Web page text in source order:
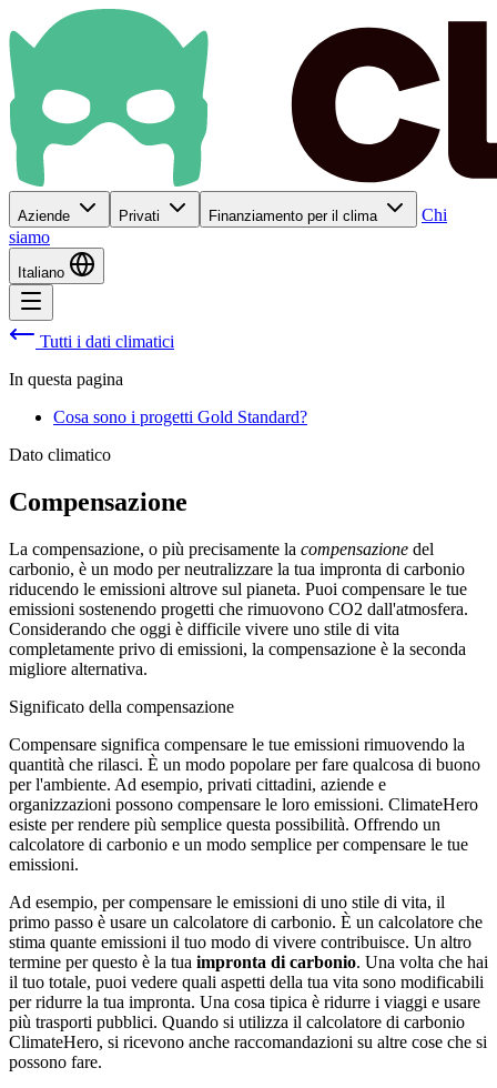
Aziende Privati Finanziamento per il clima
Chi
siamo
Italiano
Tutti i dati climatici
In questa pagina
Cosa sono i progetti Gold Standard?
Dato climatico
Compensazione
La compensazione, o più precisamente la compensazione del
carbonio, è un modo per neutralizzare la tua impronta di carbonio
riducendo le emissioni altrove sul pianeta. Puoi compensare le tue
emissioni sostenendo progetti che rimuovono CO2 dall'atmosfera.
Considerando che oggi è difficile vivere uno stile di vita
completamente privo di emissioni, la compensazione è la seconda
migliore alternativa.
Significato della compensazione
Compensare significa compensare le tue emissioni rimuovendo la
quantità che rilasci. È un modo popolare per fare qualcosa di buono
per l'ambiente. Ad esempio, privati cittadini, aziende e
organizzazioni possono compensare le loro emissioni. ClimateHero
esiste per rendere più semplice questa possibilità. Offrendo un
calcolatore di carbonio e un modo semplice per compensare le tue
emissioni.
Ad esempio, per compensare le emissioni di uno stile di vita, il
primo passo è usare un calcolatore di carbonio. È un calcolatore che
stima quante emissioni il tuo modo di vivere contribuisce. Un altro
termine per questo è la tua impronta di carbonio. Una volta che hai
il tuo totale, puoi vedere quali aspetti della tua vita sono modificabili
per ridurre la tua impronta. Una cosa tipica è ridurre i viaggi e usare
più trasporti pubblici. Quando si utilizza il calcolatore di carbonio
ClimateHero, si ricevono anche raccomandazioni su altre cose che si
possono fare.